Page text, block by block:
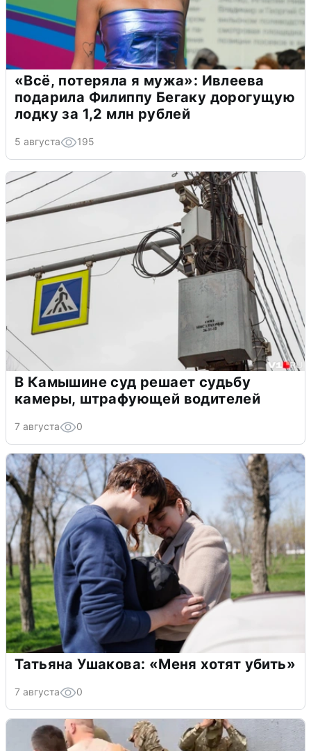
«Всё, потеряла я мужа»: Ивлеева
подарила Филиппу Бегаку дорогущую
лодку за 1,2 млн рублей
5 августа 195
В Камышине суд решает судьбу
камеры, штрафующей водителей
7 августа 0
Татьяна Ушакова: «Меня хотят убить»
7 августа 0